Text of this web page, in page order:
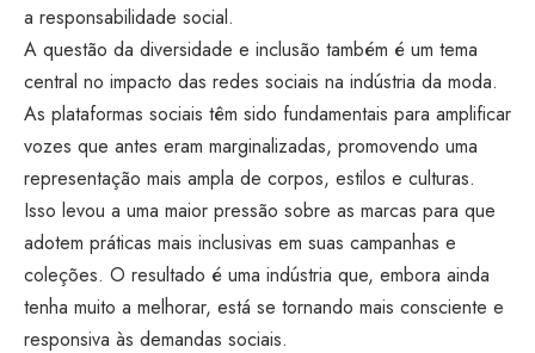
a responsabilidade social.
A questão da diversidade e inclusão também é um tema
central no impacto das redes sociais na indústria da moda.
As plataformas sociais têm sido fundamentais para amplificar
vozes que antes eram marginalizadas, promovendo uma
representação mais ampla de corpos, estilos e culturas.
Isso levou a uma maior pressão sobre as marcas para que
adotem práticas mais inclusivas em suas campanhas e
coleções. O resultado é uma indústria que, embora ainda
tenha muito a melhorar, está se tornando mais consciente e
responsiva às demandas sociais.